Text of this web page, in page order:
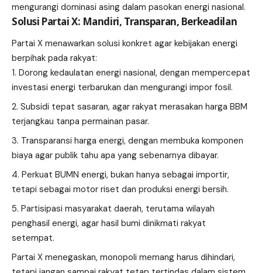
mengurangi dominasi asing dalam pasokan energi nasional.
Solusi Partai X: Mandiri, Transparan, Berkeadilan
Partai X menawarkan solusi konkret agar kebijakan energi
berpihak pada rakyat:
Dorong kedaulatan energi nasional, dengan mempercepat
investasi energi terbarukan dan mengurangi impor fosil.
Subsidi tepat sasaran, agar rakyat merasakan harga BBM
terjangkau tanpa permainan pasar.
Transparansi harga energi, dengan membuka komponen
biaya agar publik tahu apa yang sebenarnya dibayar.
Perkuat BUMN energi, bukan hanya sebagai importir,
tetapi sebagai motor riset dan produksi energi bersih.
Partisipasi masyarakat daerah, terutama wilayah
penghasil energi, agar hasil bumi dinikmati rakyat
setempat.
Partai X menegaskan, monopoli memang harus dihindari,